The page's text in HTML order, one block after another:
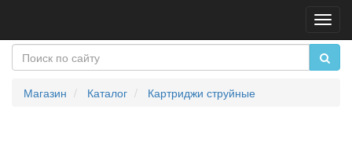
Магазин Каталог Картриджи струйные